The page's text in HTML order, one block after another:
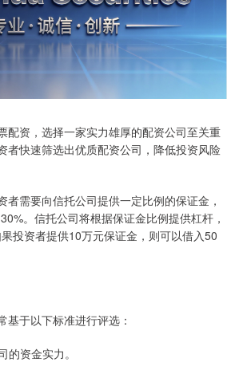
配资，选择一家实力雄厚的配资公司至关重
者快速筛选出优质配资公司，降低投资风险
者需要向信托公司提供一定比例的保证金，
。信托公司将根据保证金比例提供杠杆，
投资者提供10万元保证金，则可以借入50
基于以下标准进行评选：
的资金实力。